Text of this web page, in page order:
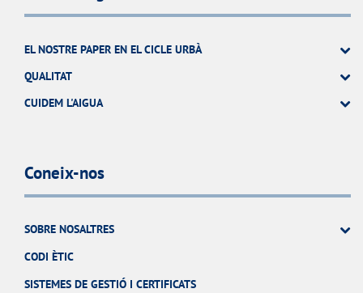
EL NOSTRE PAPER EN EL CICLE URBÀ
QUALITAT
CUIDEM L'AIGUA
Coneix-nos
SOBRE NOSALTRES
CODI ÈTIC
SISTEMES DE GESTIÓ I CERTIFICATS